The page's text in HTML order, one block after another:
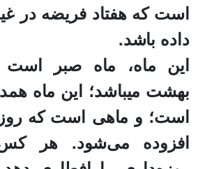
است که هفتاد فریضه در
داده باشد.
این ماه، ماه صبر
بهشت میباشد؛ این ماه
است؛ و ماهی است که
افزوده می‌شود. هر